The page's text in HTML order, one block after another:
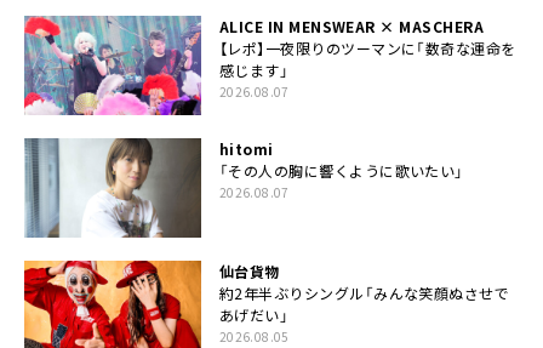
ALICE IN MENSWEAR × MASCHERA
【レポ】一夜限りのツーマンに「数奇な運命を
感じます」
2026.08.07
hitomi
「その人の胸に響くように歌いたい」
2026.08.07
仙台貨物
約2年半ぶりシングル「みんな笑顔ぬさせで
あげだい」
2026.08.05